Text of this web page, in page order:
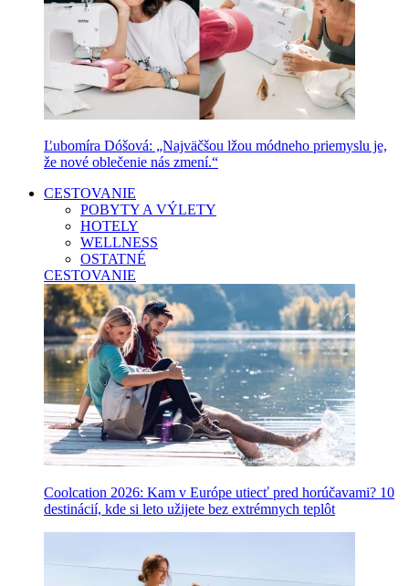
Ľubomíra Dóšová: „Najväčšou lžou módneho priemyslu je,
že nové oblečenie nás zmení.“
CESTOVANIE
POBYTY A VÝLETY
HOTELY
WELLNESS
OSTATNÉ
CESTOVANIE
Coolcation 2026: Kam v Európe utiecť pred horúčavami? 10
destinácií, kde si leto užijete bez extrémnych teplôt